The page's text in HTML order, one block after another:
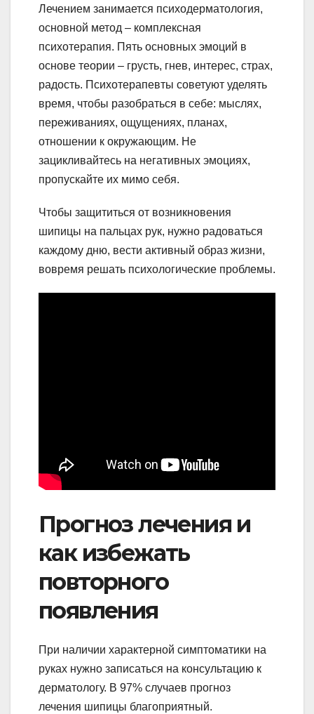
Лечением занимается психодерматология,
основной метод – комплексная
психотерапия. Пять основных эмоций в
основе теории – грусть, гнев, интерес, страх,
радость. Психотерапевты советуют уделять
время, чтобы разобраться в себе: мыслях,
переживаниях, ощущениях, планах,
отношении к окружающим. Не
зацикливайтесь на негативных эмоциях,
пропускайте их мимо себя.
Чтобы защититься от возникновения
шипицы на пальцах рук, нужно радоваться
каждому дню, вести активный образ жизни,
вовремя решать психологические проблемы.
Прогноз лечения и
как избежать
повторного
появления
При наличии характерной симптоматики на
руках нужно записаться на консультацию к
дерматологу. В 97% случаев прогноз
лечения шипицы благоприятный.